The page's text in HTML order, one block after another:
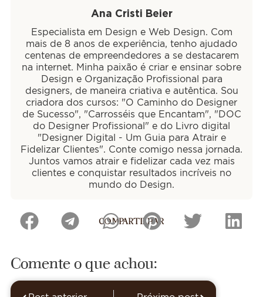
Ana Cristi Beier
Especialista em Design e Web Design. Com
mais de 8 anos de experiência, tenho ajudado
centenas de empreendedores a se destacarem
na internet. Minha paixão é criar e ensinar sobre
Design e Organização Profissional para
designers, de maneira criativa e autêntica. Sou
criadora dos cursos: "O Caminho do Designer
de Sucesso", "Carrosséis que Encantam", "DOC
do Designer Profissional" e do Livro digital
"Designer Digital - Um Guia para Atrair e
Fidelizar Clientes". Conte comigo nessa jornada.
Juntos vamos atrair e fidelizar cada vez mais
clientes e conquistar resultados incríveis no
mundo do Design.
COMPARTILHAR
Comente o que achou: